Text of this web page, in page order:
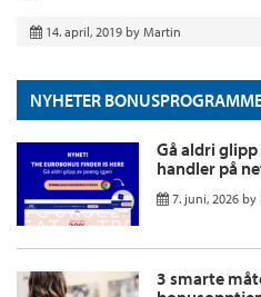
14. april, 2019 by Martin
NYHETER
Gå aldri
handler på
7. juni, 2026 by
3 smarte